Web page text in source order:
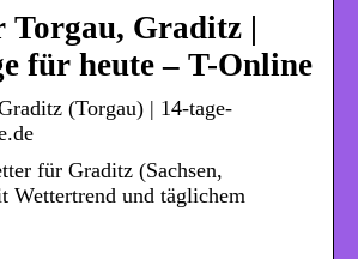
Torgau, Graditz |
für heute – T-Online
(Torgau) | 14-tage-
für Graditz (Sachsen,
Wettertrend und täglichem